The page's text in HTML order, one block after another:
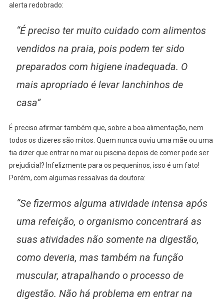
alerta redobrado:
“É preciso ter muito cuidado com alimentos
vendidos na praia, pois podem ter sido
preparados com higiene inadequada. O
mais apropriado é levar lanchinhos de
casa”
É preciso afirmar também que, sobre a boa alimentação, nem
todos os dizeres são mitos. Quem nunca ouviu uma mãe ou uma
tia dizer que entrar no mar ou piscina depois de comer pode ser
prejudicial? Infelizmente para os pequeninos, isso é um fato!
Porém, com algumas ressalvas da doutora:
“Se fizermos alguma atividade intensa após
uma refeição, o organismo concentrará as
suas atividades não somente na digestão,
como deveria, mas também na função
muscular, atrapalhando o processo de
digestão. Não há problema em entrar na